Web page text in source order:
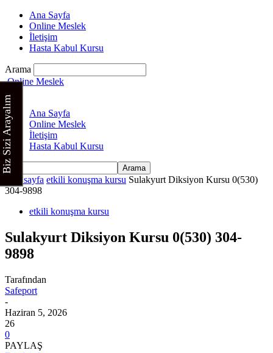
Ana Sayfa
Online Meslek
İletişim
Hasta Kabul Kursu
Arama
Online Meslek
Ana Sayfa
Online Meslek
İletişim
Hasta Kabul Kursu
Ana sayfa etkili konuşma kursu Sulakyurt Diksiyon Kursu 0(530)
304-9898
etkili konuşma kursu
Sulakyurt Diksiyon Kursu 0(530) 304-
9898
Tarafından
Safeport
-
Haziran 5, 2026
26
0
PAYLAŞ
Biz Sizi Arayalım